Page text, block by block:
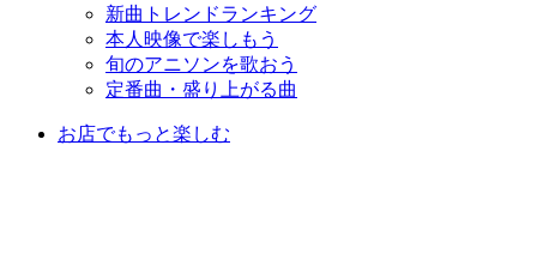
新曲トレンドランキング
本人映像で楽しもう
旬のアニソンを歌おう
定番曲・盛り上がる曲
お店でもっと楽しむ